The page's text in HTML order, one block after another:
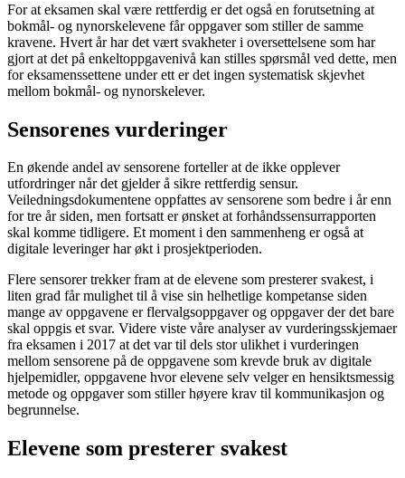
For at eksamen skal være rettferdig er det også en forutsetning at
bokmål- og nynorskelevene får oppgaver som stiller de samme
kravene. Hvert år har det vært svakheter i oversettelsene som har
gjort at det på enkeltoppgavenivå kan stilles spørsmål ved dette, men
for eksamenssettene under ett er det ingen systematisk skjevhet
mellom bokmål- og nynorskelever.
Sensorenes vurderinger
En økende andel av sensorene forteller at de ikke opplever
utfordringer når det gjelder å sikre rettferdig sensur.
Veiledningsdokumentene oppfattes av sensorene som bedre i år enn
for tre år siden, men fortsatt er ønsket at forhåndssensurrapporten
skal komme tidligere. Et moment i den sammenheng er også at
digitale leveringer har økt i prosjektperioden.
Flere sensorer trekker fram at de elevene som presterer svakest, i
liten grad får mulighet til å vise sin helhetlige kompetanse siden
mange av oppgavene er flervalgsoppgaver og oppgaver der det bare
skal oppgis et svar. Videre viste våre analyser av vurderingsskjemaer
fra eksamen i 2017 at det var til dels stor ulikhet i vurderingen
mellom sensorene på de oppgavene som krevde bruk av digitale
hjelpemidler, oppgavene hvor elevene selv velger en hensiktsmessig
metode og oppgaver som stiller høyere krav til kommunikasjon og
begrunnelse.
Elevene som presterer svakest